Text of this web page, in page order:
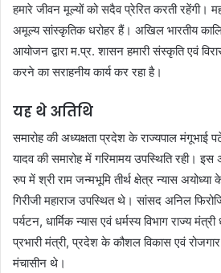
हमारे जीवन मूल्यों को सदैव प्रेरित करती रहेंगी।
अमूल्य सांस्कृतिक धरोहर हैं। अखिल भारतीय
आयोजन द्वारा म.प्र. शासन हमारी संस्कृति एवं
करने का सराहनीय कार्य कर रहा है।
यह थे अतिथि
समारोह की अध्यक्षता प्रदेश के राज्यपाल मंगूभाई
यादव की समारोह में गरिमामय उपस्थिति रही।
रुप में श्री राम जन्मभूमि तीर्थ क्षेत्र न्यास अयोध्या
गिरीजी महाराज उपस्थित थे। सांसद अनिल
पर्यटन, धार्मिक न्यास एवं धर्मस्य विभाग राज्य
प्रभारी मंत्री, प्रदेश के कौशल विकास एवं
मंचासीन थे।